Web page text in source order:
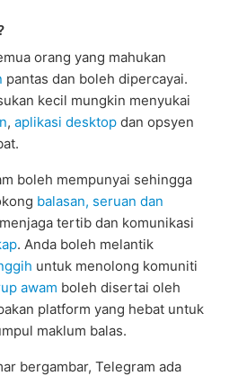
orang yang mahukan
pantas dan boleh dipercayai.
kecil mungkin menyukai
, aplikasi desktop dan opsyen
boleh mempunyai sehingga
balasan, seruan dan
tertib dan komunikasi
. Anda boleh melantik
untuk menolong komuniti
awam boleh disertai oleh
platform yang hebat untuk
maklum balas.
bergambar, Telegram ada